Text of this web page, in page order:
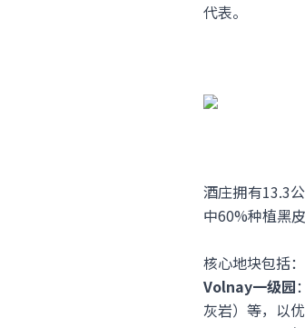
代表。
酒庄拥有13.3
中60%种植黑
核心地块包括：
Volnay一级园
灰岩）等，以